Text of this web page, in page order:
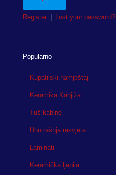
Register Lost your password?
Popularno
Kupatilski namještaj
Keramika Kanjiža
Tuš kabine
Unutrašnja rasvjeta
Laminati
Keramička ljepila